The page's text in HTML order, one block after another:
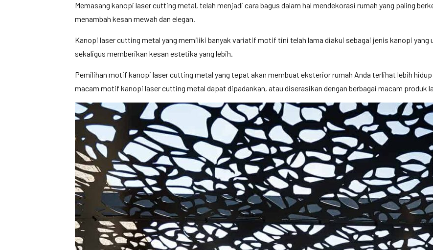
Memasang kanopi laser cutting metal, telah menjadi cara bagus dalam hal mendekorasi rumah yang paling
menambah kesan mewah dan elegan.
Kanopi laser cutting metal yang memiliki banyak variatif motif tini telah lama diakui sebagai jenis kanopi yang
sekaligus memberikan kesan estetika yang lebih.
Pemilihan motif kanopi laser cutting metal yang tepat akan membuat eksterior rumah Anda terlihat lebih
macam motif kanopi laser cutting metal dapat dipadankan, atau diserasikan dengan berbagai macam produk